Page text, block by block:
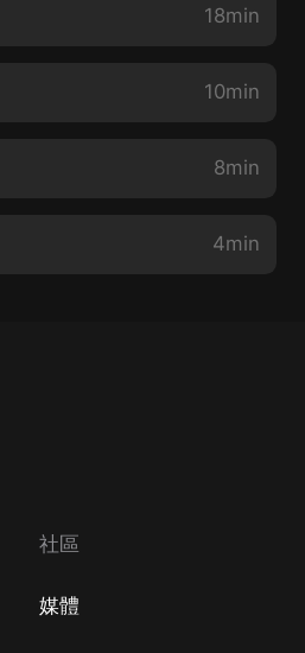
18min
10min
8min
4min
社區
媒體